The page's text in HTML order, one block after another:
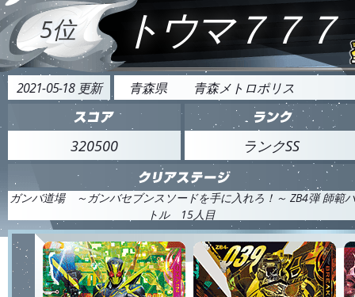
5位 トウマ７７７
2021-05-18 更新 青森県 青森メトロポリス
320500 ランクSS
ガンバ道場 ～ガンバセブンスソードを手に入れろ！～ ZB4弾 師範バ
トル 15人目